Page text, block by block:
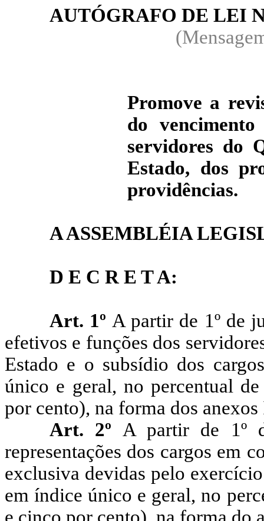
AUTÓGRAFO DE LEI
Promove a
do
servidores do
Estado, dos
providências.
A ASSEMBLÉIA
D E C R E T A:
Art. 1º A partir de 1º de
efetivos e funções dos
Estado e o subsídio dos
único e geral, no percentual
por cento), na forma dos
Art. 2º A partir de 1º
representações dos cargos em
exclusiva devidas pelo
em índice único e geral, no